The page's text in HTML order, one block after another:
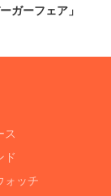
ガーフェア」
ス
ド
ォッチ